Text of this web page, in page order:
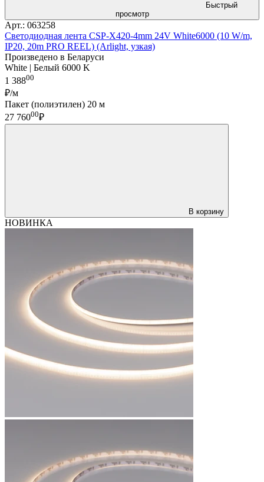
Быстрый
просмотр
Арт.: 063258
Светодиодная лента CSP-X420-4mm 24V White6000 (10 W/m,
IP20, 20m PRO REEL) (Arlight, узкая)
Произведено в Беларуси
White | Белый 6000 K
1 38800
₽/м
Пакет (полиэтилен) 20 м
27 76000₽
В корзину
НОВИНКА